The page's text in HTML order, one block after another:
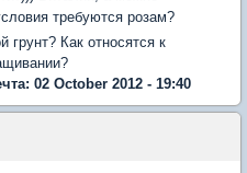
требуются розам?
Как относятся к
02 October 2012 - 19:40